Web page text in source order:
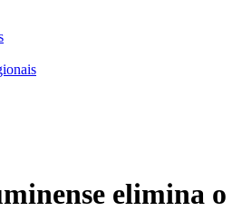
elimina